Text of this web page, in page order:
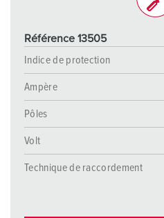
Référence 13505
Indice de protection
Ampère
Pôles
Volt
Technique de raccordement